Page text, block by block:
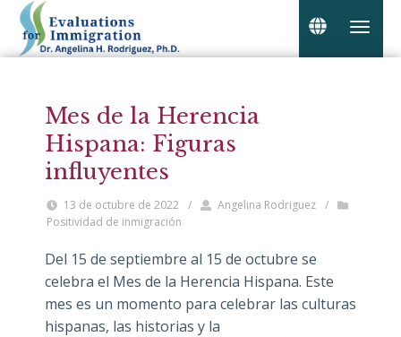
Mes de la Herencia
Hispana: Figuras
influyentes
13 de octubre de 2022 / Angelina Rodriguez /
Positividad de inmigración
Del 15 de septiembre al 15 de octubre se
celebra el Mes de la Herencia Hispana. Este
mes es un momento para celebrar las culturas
hispanas, las historias y la